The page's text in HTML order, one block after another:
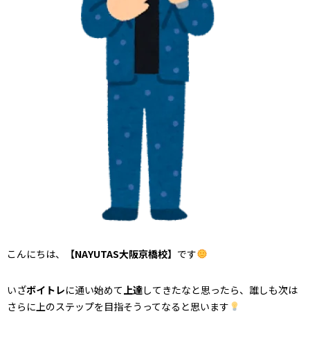
こんにちは、 【NAYUTAS大阪京橋校】 です
いざボイトレに通い始めて上達してきたなと思ったら、誰しも次は
さらに上のステップを目指そうってなると思います